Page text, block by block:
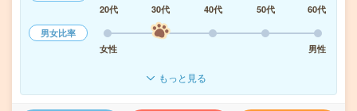
20代
30代 40代 50代
60代
男女比率
女性
男性
もっと見る